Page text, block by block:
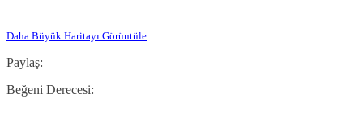
Daha Büyük Haritayı Görüntüle
Paylaş:
Beğeni Derecesi: